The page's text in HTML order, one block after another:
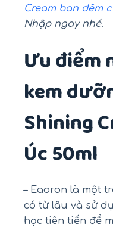
Cream ban đêm
Nhập ngay nhé.
Ưu điểm
kem
Shining
Úc 50ml
– Eaoron là một
có từ lâu và sử
học tiên tiến để